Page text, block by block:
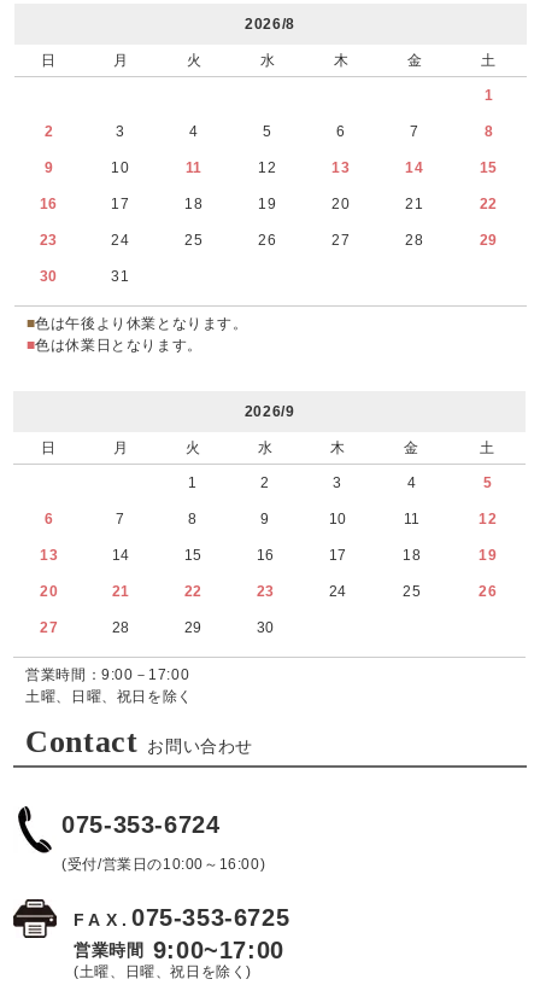
2026/8
日 月 火 水 木 金 土
1
2 3 4 5 6 7 8
9 10 11 12 13 14 15
16 17 18 19 20 21 22
23 24 25 26 27 28 29
30 31
■色は午後より休業となります。
■色は休業日となります。
2026/9
日 月 火 水 木 金 土
1 2 3 4 5
6 7 8 9 10 11 12
13 14 15 16 17 18 19
20 21 22 23 24 25 26
27 28 29 30
営業時間：9:00－17:00
土曜、日曜、祝日を除く
Contact お問い合わせ
075-353-6724
(受付/営業日の10:00～16:00)
FAX.075-353-6725
営業時間 9:00~17:00
(土曜、日曜、祝日を除く)